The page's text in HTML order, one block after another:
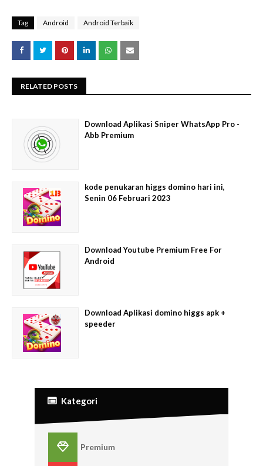
Tag Android Android Terbaik
RELATED POSTS
Download Aplikasi Sniper WhatsApp Pro -
Abb Premium
kode penukaran higgs domino hari ini,
Senin 06 Februari 2023
Download Youtube Premium Free For
Android
Download Aplikasi domino higgs apk +
speeder
Kategori
Premium